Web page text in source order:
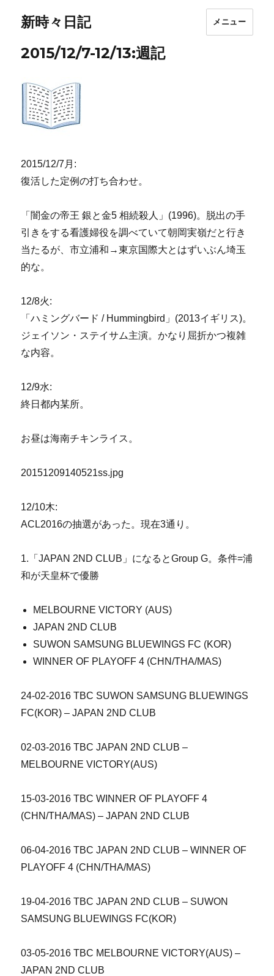
新時々日記 メニュー
2015/12/7-12/13:週記
2015/12/7月:
復活した定例の打ち合わせ。
「闇金の帝王 銀と金5 相続殺人」(1996)。脱出の手
引きをする看護婦役を調べていて朝岡実嶺だと行き
当たるが、市立浦和→東京国際大とはずいぶん埼玉
的な。
12/8火:
「ハミングバード / Hummingbird」(2013イギリス)。
ジェイソン・ステイサム主演。かなり屈折かつ複雑
な内容。
12/9水:
終日都内某所。
お昼は海南チキンライス。
20151209140521ss.jpg
12/10木:
ACL2016の抽選があった。現在3通り。
1.「JAPAN 2ND CLUB」になるとGroup G。条件=浦
和が天皇杯で優勝
MELBOURNE VICTORY (AUS)
JAPAN 2ND CLUB
SUWON SAMSUNG BLUEWINGS FC (KOR)
WINNER OF PLAYOFF 4 (CHN/THA/MAS)
24-02-2016 TBC SUWON SAMSUNG BLUEWINGS
FC(KOR) – JAPAN 2ND CLUB
02-03-2016 TBC JAPAN 2ND CLUB –
MELBOURNE VICTORY(AUS)
15-03-2016 TBC WINNER OF PLAYOFF 4
(CHN/THA/MAS) – JAPAN 2ND CLUB
06-04-2016 TBC JAPAN 2ND CLUB – WINNER OF
PLAYOFF 4 (CHN/THA/MAS)
19-04-2016 TBC JAPAN 2ND CLUB – SUWON
SAMSUNG BLUEWINGS FC(KOR)
03-05-2016 TBC MELBOURNE VICTORY(AUS) –
JAPAN 2ND CLUB